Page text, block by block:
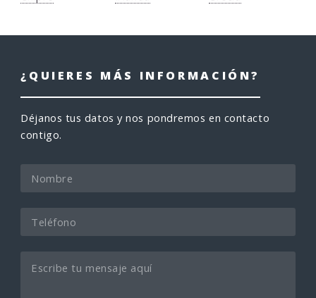
¿QUIERES MÁS INFORMACIÓN?
Déjanos tus datos y nos pondremos en contacto
contigo.